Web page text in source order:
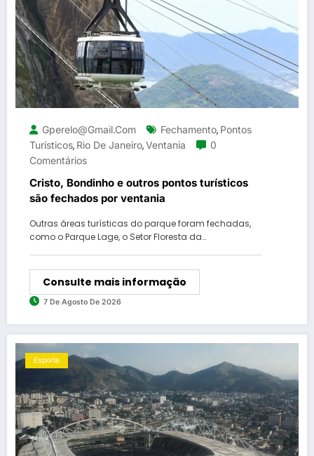
Gperelo@gmail.com Fechamento, Pontos
Turísticos, Rio De Janeiro,Ventania
0
Comentários
Cristo, Bondinho e outros pontos turísticos
são fechados por ventania
Outras áreas turísticas do parque foram fechadas,
como o Parque Lage, o Setor Floresta da…
Consulte mais informação
7 De Agosto De 2026
Esporte